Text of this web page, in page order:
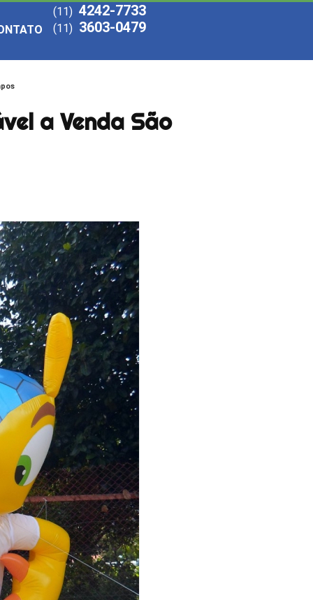
(11) 4242-7733
(11) 3603-0479
a Venda São